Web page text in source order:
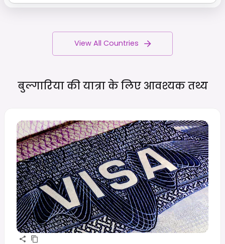
View All Countries
बुल्गारिया की यात्रा के लिए आवश्यकतथ्य